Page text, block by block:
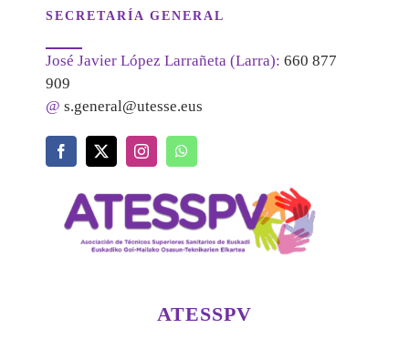
SECRETARÍA GENERAL
José Javier López Larrañeta (Larra): 660 877
909
@ s.general@utesse.eus
ATESSPV